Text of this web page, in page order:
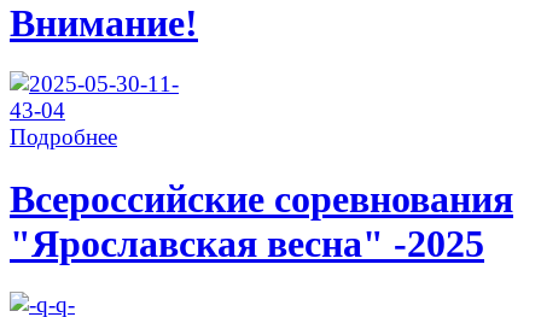
Внимание!
Подробнее
Всероссийские соревнования
"Ярославская весна" -2025